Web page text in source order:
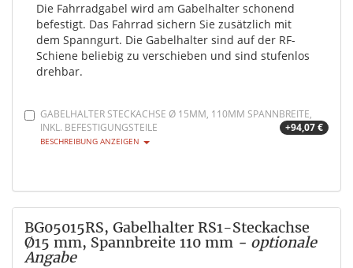
Die Fahrradgabel wird am Gabelhalter schonend
befestigt. Das Fahrrad sichern Sie zusätzlich mit
dem Spanngurt. Die Gabelhalter sind auf der RF-
Schiene beliebig zu verschieben und sind stufenlos
drehbar.
GABELHALTER STECKACHSE Ø 15MM, 110MM SPANNBREITE,
INKL. BEFESTIGUNGSTEILE
+94,07 €
BESCHREIBUNG ANZEIGEN
BG05015RS, Gabelhalter RS1-Steckachse
Ø15 mm, Spannbreite 110 mm - optionale
Angabe